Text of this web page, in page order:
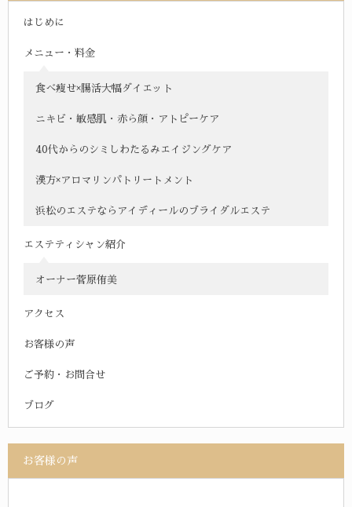
はじめに
メニュー・料金
食べ痩せ×腸活大幅ダイエット
ニキビ・敏感肌・赤ら顔・アトピーケア
40代からのシミしわたるみエイジングケア
漢方×アロマリンパトリートメント
浜松のエステならアイディールのブライダルエステ
エステティシャン紹介
オーナー菅原侑美
アクセス
お客様の声
ご予約・お問合せ
ブログ
お客様の声